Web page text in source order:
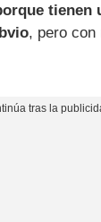
tienen
, pero con